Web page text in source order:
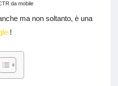
da mobile
ma non soltanto, è una
!